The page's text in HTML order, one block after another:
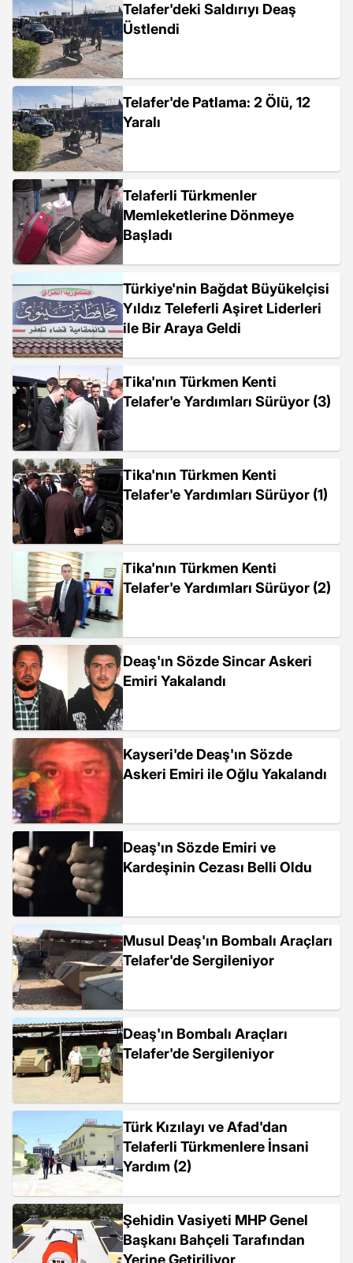
Telafer'deki Saldırıyı Deaş
Üstlendi
Telafer'de Patlama: 2 Ölü, 12
Yaralı
Telaferli Türkmenler
Memleketlerine Dönmeye
Başladı
Türkiye'nin Bağdat Büyükelçisi
Yıldız Teleferli Aşiret Liderleri
ile Bir Araya Geldi
Tika'nın Türkmen Kenti
Telafer'e Yardımları Sürüyor (3)
Tika'nın Türkmen Kenti
Telafer'e Yardımları Sürüyor (1)
Tika'nın Türkmen Kenti
Telafer'e Yardımları Sürüyor (2)
Deaş'ın Sözde Sincar Askeri
Emiri Yakalandı
Kayseri'de Deaş'ın Sözde
Askeri Emiri ile Oğlu Yakalandı
Deaş'ın Sözde Emiri ve
Kardeşinin Cezası Belli Oldu
Musul Deaş'ın Bombalı Araçları
Telafer'de Sergileniyor
Deaş'ın Bombalı Araçları
Telafer'de Sergileniyor
Türk Kızılayı ve Afad'dan
Telaferli Türkmenlere İnsani
Yardım (2)
Şehidin Vasiyeti MHP Genel
Başkanı Bahçeli Tarafından
Yerine Getiriliyor